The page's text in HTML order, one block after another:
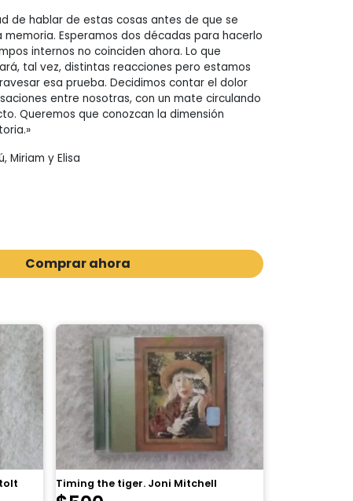
de hablar de estas cosas antes de que se
memoria. Esperamos dos décadas para hacerlo
internos no coinciden ahora. Lo que
tal vez, distintas reacciones pero estamos
esa prueba. Decidimos contar el dolor
entre nosotras, con un mate circulando
Queremos que conozcan la dimensión
Miriam y Elisa
Comprar ahora
Timing the tiger. Joni Mitchell